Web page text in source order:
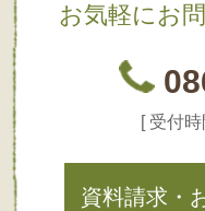
お気軽にお
[ 受付
資料請求・